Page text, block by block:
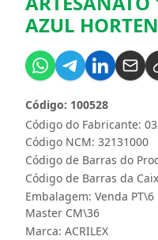
AZUL
Código do Fabricante:
Código: 100528
Código NCM: 32131000
Código de Barras do
Código de Barras da
Embalagem: Venda PT\6
Master CM\36
Marca: ACRILEX